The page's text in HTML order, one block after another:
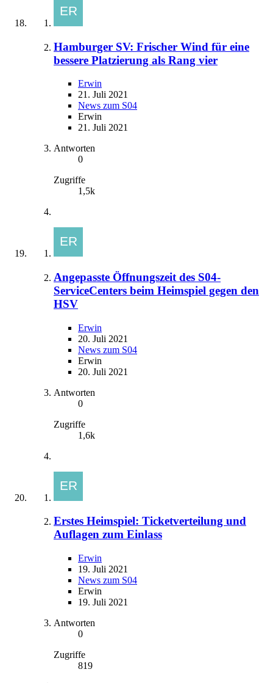
Hamburger SV: Frischer Wind für eine
bessere Platzierung als Rang vier
Erwin
21. Juli 2021
News zum S04
Erwin
21. Juli 2021
Antworten
0
Zugriffe
1,5k
Angepasste Öffnungszeit des S04-
ServiceCenters beim Heimspiel gegen den
HSV
Erwin
20. Juli 2021
News zum S04
Erwin
20. Juli 2021
Antworten
0
Zugriffe
1,6k
Erstes Heimspiel: Ticketverteilung und
Auflagen zum Einlass
Erwin
19. Juli 2021
News zum S04
Erwin
19. Juli 2021
Antworten
0
Zugriffe
819